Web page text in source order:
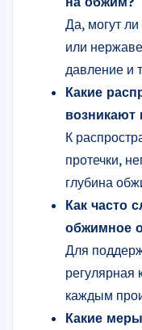
Да, могут
или
давление и
Какие
возникают
К
протечки,
глубина
Как часто
обжимное
Для
регулярная
каждым
Какие